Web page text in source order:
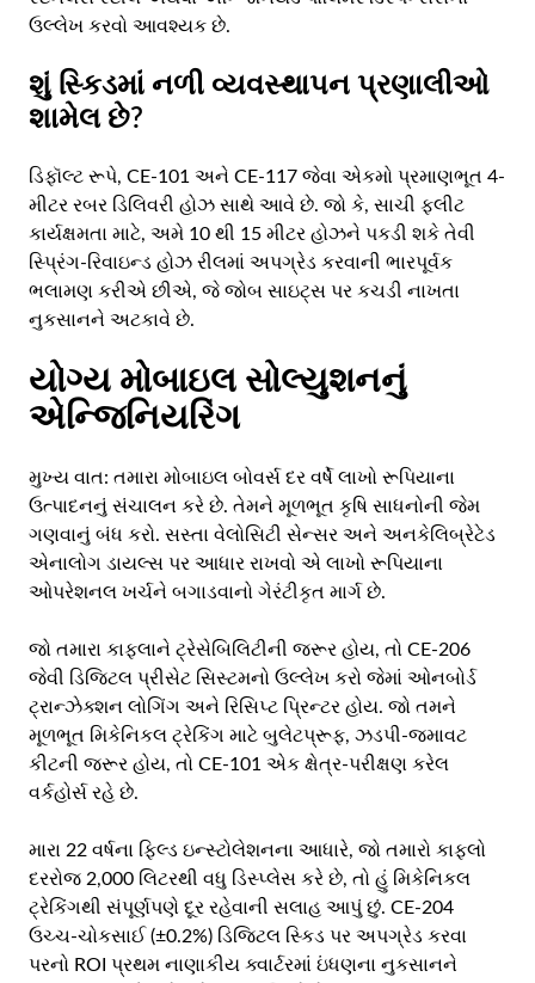
ઉલ્લેખ કરવો આવશ્યક છે.
શું સ્કિડમાં નળી વ્યવસ્થાપન પ્રણાલીઓ
શામેલ છે?
ડિફૉલ્ટ રૂપે, CE-101 અને CE-117 જેવા એકમો પ્રમાણભૂત 4-
મીટર રબર ડિલિવરી હોઝ સાથે આવે છે. જો કે, સાચી ફ્લીટ
કાર્યક્ષમતા માટે, અમે 10 થી 15 મીટર હોઝને પકડી શકે તેવી
સ્પ્રિંગ-રિવાઇન્ડ હોઝ રીલમાં અપગ્રેડ કરવાની ભારપૂર્વક
ભલામણ કરીએ છીએ, જે જોબ સાઇટ્સ પર કચડી નાખતા
નુકસાનને અટકાવે છે.
યોગ્ય મોબાઇલ સોલ્યુશનનું
એન્જિનિયરિંગ
મુખ્ય વાત: તમારા મોબાઇલ બોવર્સ દર વર્ષે લાખો રૂપિયાના
ઉત્પાદનનું સંચાલન કરે છે. તેમને મૂળભૂત કૃષિ સાધનોની જેમ
ગણવાનું બંધ કરો. સસ્તા વેલોસિટી સેન્સર અને અનકેલિબ્રેટેડ
એનાલોગ ડાયલ્સ પર આધાર રાખવો એ લાખો રૂપિયાના
ઓપરેશનલ ખર્ચને બગાડવાનો ગેરંટીકૃત માર્ગ છે.
જો તમારા કાફલાને ટ્રેસેબિલિટીની જરૂર હોય, તો CE-206
જેવી ડિજિટલ પ્રીસેટ સિસ્ટમનો ઉલ્લેખ કરો જેમાં ઓનબોર્ડ
ટ્રાન્ઝેક્શન લોગિંગ અને રિસિપ્ટ પ્રિન્ટર હોય. જો તમને
મૂળભૂત મિકેનિકલ ટ્રેકિંગ માટે બુલેટપ્રૂફ, ઝડપી-જમાવટ
કીટની જરૂર હોય, તો CE-101 એક ક્ષેત્ર-પરીક્ષણ કરેલ
વર્કહોર્સ રહે છે.
મારા 22 વર્ષના ફિલ્ડ ઇન્સ્ટોલેશનના આધારે, જો તમારો કાફલો
દરરોજ 2,000 લિટરથી વધુ ડિસ્પ્લેસ કરે છે, તો હું મિકેનિકલ
ટ્રેકિંગથી સંપૂર્ણપણે દૂર રહેવાની સલાહ આપું છું. CE-204
ઉચ્ચ-ચોકસાઈ (±0.2%) ડિજિટલ સ્કિડ પર અપગ્રેડ કરવા
પરનો ROI પ્રથમ નાણાકીય ક્વાર્ટરમાં ઇંધણના નુકસાનને